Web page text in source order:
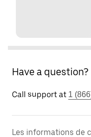
Have a question?
Call support at 1
Les informations de